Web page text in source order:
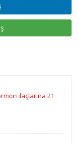
ilaçlarına 21